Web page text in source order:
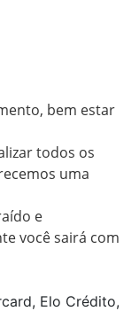
bem estar
todos os
uma
e
você sairá com
Elo Crédito,